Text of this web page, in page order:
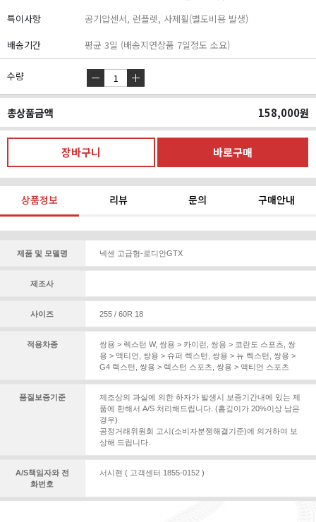
특이사항
공기압센서, 런플렛, 사제휠(별도비용 발생)
배송기간
평균 3일 (배송지연상품 7일정도 소요)
수량
총상품금액 158,000원
상품정보 리뷰 문의 구매안내
제품 및 모델명 넥센 고급형-로디안GTX
제조사
사이즈 255 / 60R 18
적용차종 쌍용 > 렉스턴 W, 쌍용 > 카이런 쌍용 > 코란도 스포츠 쌍
용 > 액티언 쌍용 > 슈퍼 렉스턴 쌍용 > 뉴 렉스턴 쌍용 >
G4 렉스턴 쌍용 > 렉스턴 스포츠 쌍용 > 액티언 스포츠
품질보증기준
제조상의 과실에 의한 하자가 발생시 보증기간내에 있는 제
품에 한해서 A/S 처리해드립니다. (홈깊이가 20%이상 남은
경우)
공정거래위원회 고시(소비자분쟁해결기준)에 의거하여 보
상해 드립니다.
A/S책임자와 전
화번호
서시현 ( 고객센터 1855-0152 )